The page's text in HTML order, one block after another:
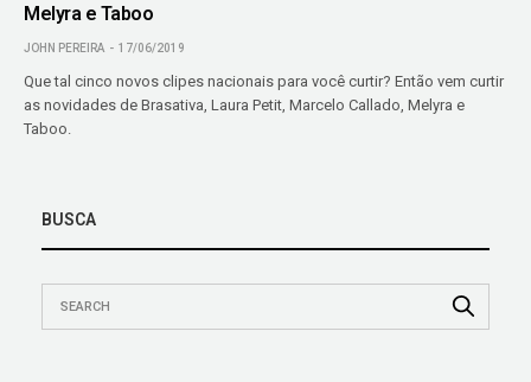
Melyra e Taboo
JOHN PEREIRA 17/06/2019
Que tal cinco novos clipes nacionais para você curtir? Então vem curtir
as novidades de Brasativa, Laura Petit, Marcelo Callado, Melyra e
Taboo.
BUSCA